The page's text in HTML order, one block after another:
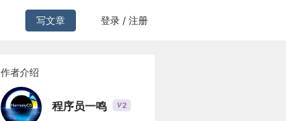
写文章 登录 / 注册
作者介绍
程序员一鸣 V2